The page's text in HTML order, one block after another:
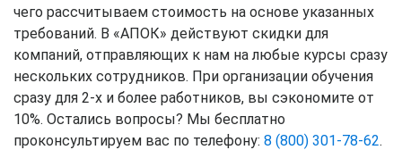
чего рассчитываем стоимость на основе указанных
требований. В «АПОК» действуют скидки для
компаний, отправляющих к нам на любые курсы сразу
нескольких сотрудников. При организации обучения
сразу для 2-х и более работников, вы сэкономите от
10%. Остались вопросы? Мы бесплатно
проконсультируем вас по телефону: 8 (800) 301-78-62.